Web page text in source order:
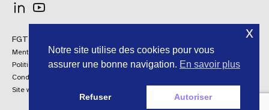
FGTI Distribution © 2024 Tous droits réservés
Mentions légales
Politique qualité
Conditions générales de vente
Site web by AroConseil
English
Spanish
Polish
Notre site utilise des cookies pour vous
assurer une bonne navigation. En savoir plus
Refuser Autoriser
x